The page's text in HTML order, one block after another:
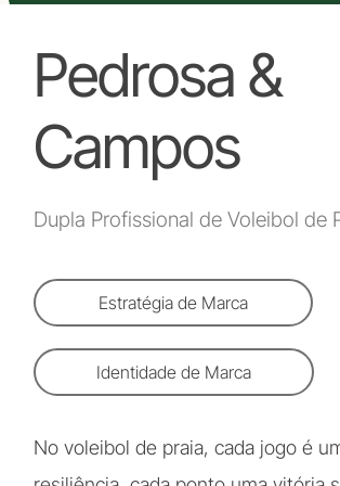
Pedrosa &
Campos
Dupla Profissional de Voleibol de
Estratégia de Marca
Identidade de Marca
No voleibol de praia, cada jogo é